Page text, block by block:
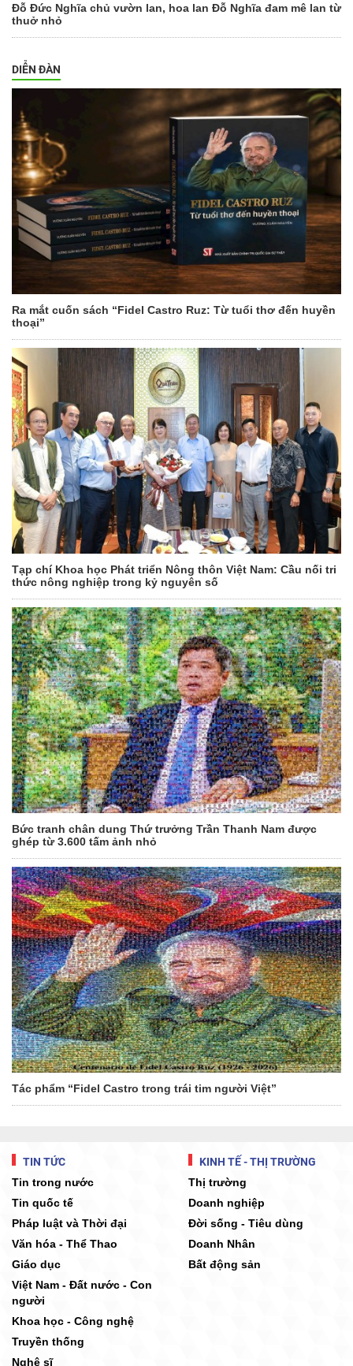
Đỗ Đức Nghĩa chủ vườn lan, hoa lan Đỗ Nghĩa đam mê lan từ
thuở nhỏ
DIỄN ĐÀN
Ra mắt cuốn sách “Fidel Castro Ruz: Từ tuổi thơ đến huyền
thoại”
Tạp chí Khoa học Phát triển Nông thôn Việt Nam: Cầu nối tri
thức nông nghiệp trong kỷ nguyên số
Bức tranh chân dung Thứ trưởng Trần Thanh Nam được
ghép từ 3.600 tấm ảnh nhỏ
Tác phẩm “Fidel Castro trong trái tim người Việt”
TIN TỨC
Tin trong nước
Tin quốc tế
Pháp luật và Thời đại
Văn hóa - Thể Thao
Giáo dục
Việt Nam - Đất nước - Con
người
Khoa học - Công nghệ
Truyền thống
Nghệ sĩ
KINH TẾ - THỊ TRƯỜNG
Thị trường
Doanh nghiệp
Đời sống - Tiêu dùng
Doanh Nhân
Bất động sản